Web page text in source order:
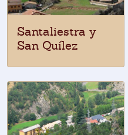
Santaliestra y
San Quílez